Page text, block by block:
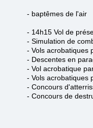
- baptêmes de l'air
- 14h15 Vol de
- Simulation de
- Vols acrobatiques
- Descentes en
- Vol acrobatique
- Vols acrobatiques
- Concours
- Concours de